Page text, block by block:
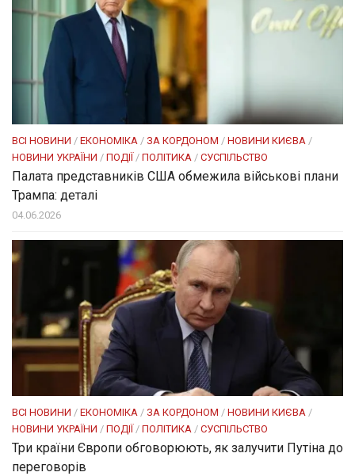
ВСІ НОВИНИ / ЕКОНОМІКА / ЗА КОРДОНОМ / НОВИНИ КИЄВА /
НОВИНИ УКРАЇНИ / ПОДІЇ / ПОЛІТИКА / СУСПІЛЬСТВО
Палата представників США обмежила військові плани
Трампа: деталі
04.06.2026
ВСІ НОВИНИ / ЕКОНОМІКА / ЗА КОРДОНОМ / НОВИНИ КИЄВА /
НОВИНИ УКРАЇНИ / ПОДІЇ / ПОЛІТИКА / СУСПІЛЬСТВО
Три країни Європи обговорюють, як залучити Путіна до
переговорів